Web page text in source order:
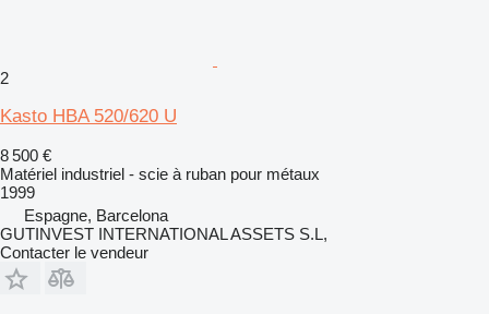
2
Kasto HBA 520/620 U
8 500 €
Matériel industriel - scie à ruban pour métaux
1999
Espagne, Barcelona
GUTINVEST INTERNATIONAL ASSETS S.L,
Contacter le vendeur